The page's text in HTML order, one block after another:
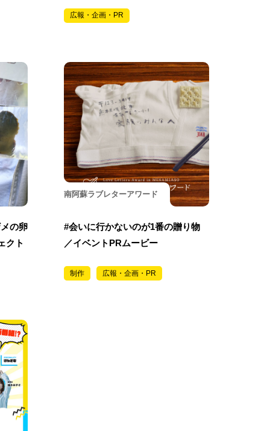
広報・企画・PR
の卵
クト
南阿蘇ラブレターアワード
#会いに行かないのが1番の贈り物
／イベントPRムービー
制作 広報・企画・PR